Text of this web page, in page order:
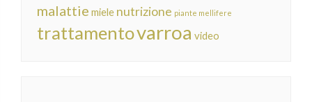
malattie miele nutrizione piante mellifere
trattamentovarroa video